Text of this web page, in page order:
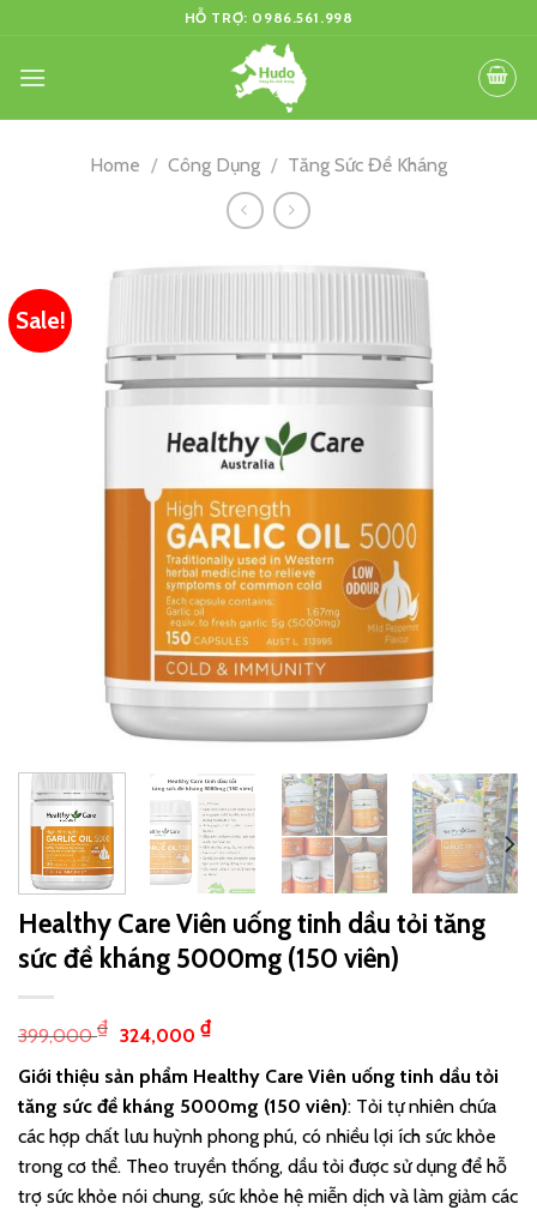
content
HỖ TRỢ: 0986.561.998
Home / Công Dụng / Tăng Sức Đề Kháng
Sale!
Healthy Care Viên uống tinh dầu tỏi tăng
sức đề kháng 5000mg (150 viên)
399,000₫ 324,000 ₫
Giới thiệu sản phẩm Healthy Care Viên uống tinh dầu tỏi
tăng sức đề kháng 5000mg (150 viên): Tỏi tự nhiên chứa
các hợp chất lưu huỳnh phong phú, có nhiều lợi ích sức khỏe
trong cơ thể. Theo truyền thống, dầu tỏi được sử dụng để hỗ
trợ sức khỏe nói chung, sức khỏe hệ miễn dịch và làm giảm các